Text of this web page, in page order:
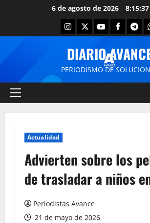
6 de agosto de 2026
DIARIO
PERIODISMO DE
Actualidad
Advierten sobre los
de trasladar a niños
Periodistas Avance
21 de mayo de 2026